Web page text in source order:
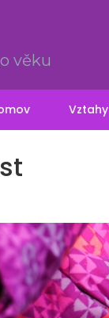
věku
Vztahy